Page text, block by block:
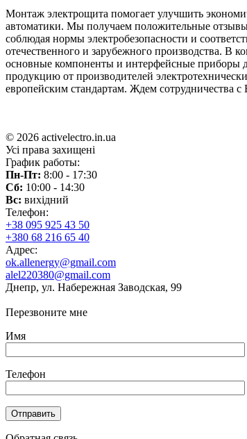
Монтаж электрощита помогает улучшить
автоматики. Мы получаем положительные
соблюдая нормы электробезопасности и
отечественного и зарубежного производства. В
основные компоненты и интерфейсные приборы
продукцию от производителей
европейским стандартам. Ждем сотрудничества с
© 2026 activelectro.in.ua
Усі права захищені
График работы:
Пн-Пт: 8:00 - 17:30
Сб: 10:00 - 14:30
Вс: вихідний
Телефон:
+38 095 925 43 50
+380 68 216 65 40
Адрес:
ok.allenergy@gmail.com
alel220380@gmail.com
Днепр, ул. Набережная Заводская, 99
Перезвоните мне
Имя
Телефон